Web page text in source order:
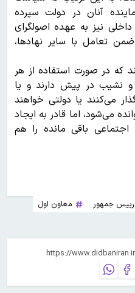
آنان در دولت سپرده
نیز به عهده اصولگرای
تعامل با سایر نهادها،
که در صورت استفاده از هر
و نشیب در پیش دارند و یا
را مثل اسفند ۹۸ واگذار می‌کنند یا دولتی خواهند
می‌شود، اما قادر به ایجاد
باقی مانده را هم
رییس جمهور
معاون اول